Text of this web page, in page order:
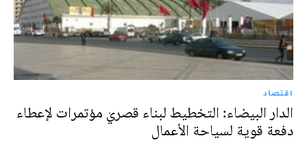
اقتصاد
الدار البيضاء: التخطيط لبناء قصريْ مؤتمرات لإعطاء
دفعة قوية لسياحة الأعمال